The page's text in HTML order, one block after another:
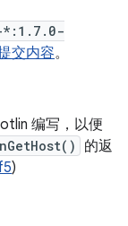
*:1.7.0-
交内容。
编写，以便
的返
)